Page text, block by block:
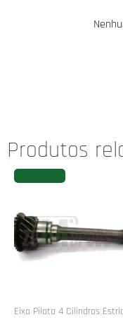
Produtos
Eixo Piloto 4 Cilindros